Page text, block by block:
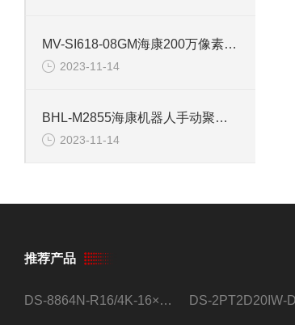
MV-SI618-08GM海康200万像素X86开放平台工业相机
2023-11-14
BHL-M2855海康机器人手动聚焦控制55mm焦距镜头
2023-11-14
推荐产品
DS-8864N-R16/4K-16×4T/希捷16盘位录像机